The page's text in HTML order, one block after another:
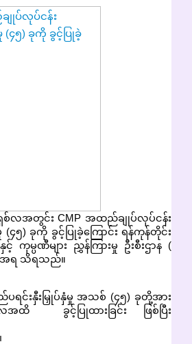
စ်လအတွင်း CMP အထည်ချုပ်လုပ်ငန်း
(၄၅) ခုကို ခွင့်ပြုခဲ့ကြောင်း ရန်ကုန်တိုင်း
င့် ကုမ္ပဏီများ ညွှန်ကြားမှု ဦးစီးဌာန (
အရ သိရသည်။
ပရင်းနှီးမြှုပ်နှံမှု အသစ် (၄၅) ခုတို့အား
အထိ ခွင့်ပြုထားခြင်း ဖြစ်ပြီး